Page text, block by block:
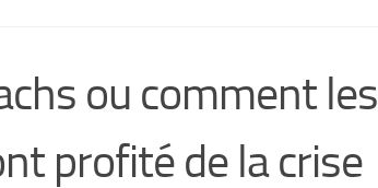
ou comment les
profité de la crise